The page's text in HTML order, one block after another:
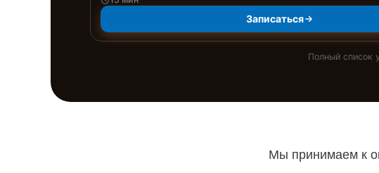
Записаться
Полный список
Мы принимаем к